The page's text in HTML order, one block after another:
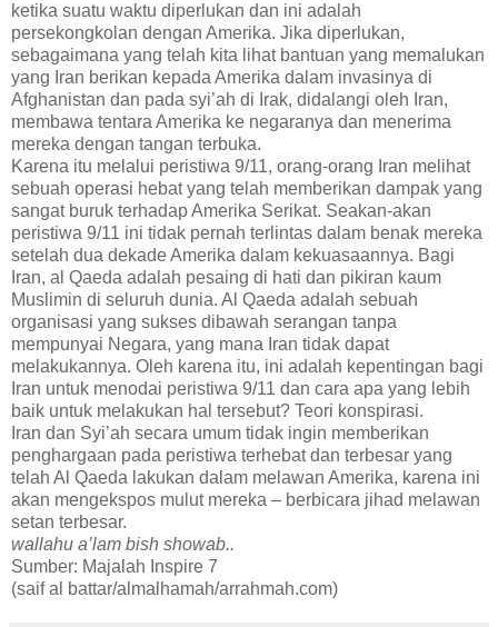
ketika suatu waktu diperlukan dan ini adalah
persekongkolan dengan Amerika. Jika diperlukan,
sebagaimana yang telah kita lihat bantuan yang memalukan
yang Iran berikan kepada Amerika dalam invasinya di
Afghanistan dan pada syi’ah di Irak, didalangi oleh Iran,
membawa tentara Amerika ke negaranya dan menerima
mereka dengan tangan terbuka.
Karena itu melalui peristiwa 9/11, orang-orang Iran melihat
sebuah operasi hebat yang telah memberikan dampak yang
sangat buruk terhadap Amerika Serikat. Seakan-akan
peristiwa 9/11 ini tidak pernah terlintas dalam benak mereka
setelah dua dekade Amerika dalam kekuasaannya. Bagi
Iran, al Qaeda adalah pesaing di hati dan pikiran kaum
Muslimin di seluruh dunia. Al Qaeda adalah sebuah
organisasi yang sukses dibawah serangan tanpa
mempunyai Negara, yang mana Iran tidak dapat
melakukannya. Oleh karena itu, ini adalah kepentingan bagi
Iran untuk menodai peristiwa 9/11 dan cara apa yang lebih
baik untuk melakukan hal tersebut? Teori konspirasi.
Iran dan Syi’ah secara umum tidak ingin memberikan
penghargaan pada peristiwa terhebat dan terbesar yang
telah Al Qaeda lakukan dalam melawan Amerika, karena ini
akan mengekspos mulut mereka – berbicara jihad melawan
setan terbesar.
wallahu a’lam bish showab..
Sumber: Majalah Inspire 7
(saif al battar/almalhamah/arrahmah.com)